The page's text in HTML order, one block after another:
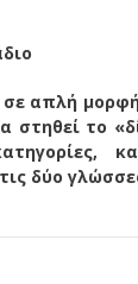
σε απλή
στηθεί το
δύο